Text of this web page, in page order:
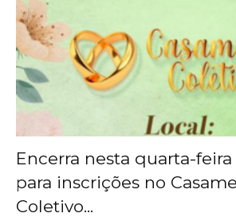
Encerra nesta quarta-feira
para inscrições no
Coletivo...